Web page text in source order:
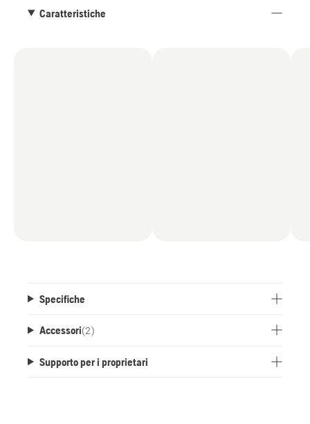
Caratteristiche
Specifiche
Accessori(2)
Supporto per i proprietari